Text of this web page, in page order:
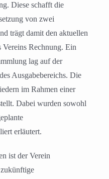
Diese schafft die
von zwei
trägt damit den aktuellen
Rechnung. Ein
lag auf der
Ausgabebereichs. Die
im Rahmen einer
Dabei wurden sowohl
erläutert.
ist der Verein